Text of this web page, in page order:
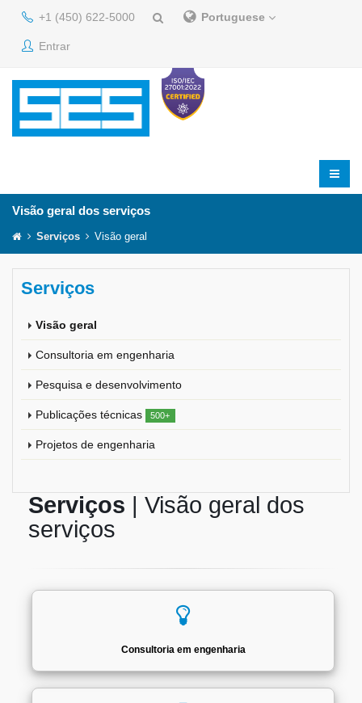
+1 (450) 622-5000 Portuguese
Entrar
Visão geral dos serviços
Serviços Visão geral
Serviços
Visão geral
Consultoria em engenharia
Pesquisa e desenvolvimento
Publicações técnicas 500+
Projetos de engenharia
Serviços | Visão geral dos
serviços
Consultoria em engenharia